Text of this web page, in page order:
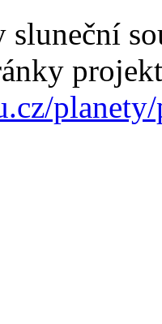
sluneční